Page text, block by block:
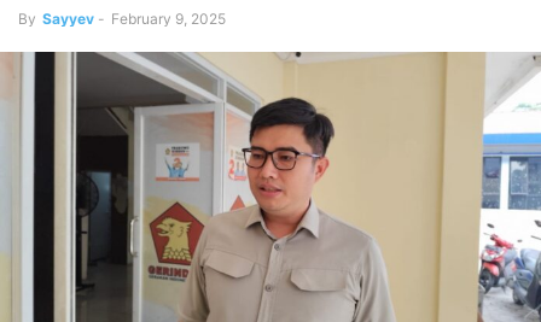
By Sayyev - February 9, 2025